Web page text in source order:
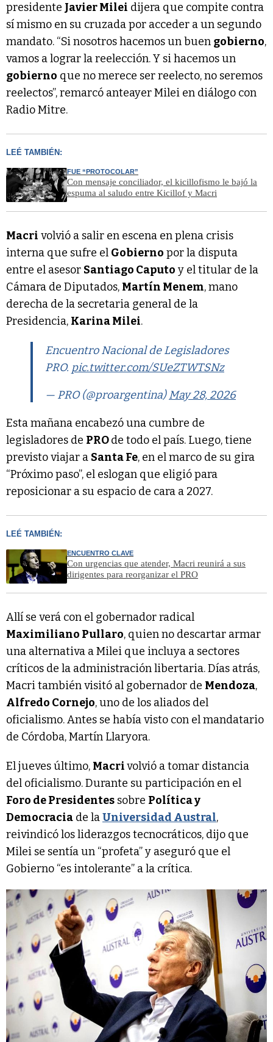
presidente Javier Milei dijera que compite contra
sí mismo en su cruzada por acceder a un segundo
mandato. “Si nosotros hacemos un buen gobierno,
vamos a lograr la reelección. Y si hacemos un
gobierno que no merece ser reelecto, no seremos
reelectos”, remarcó anteayer Milei en diálogo con
Radio Mitre.
LEÉ TAMBIÉN:
FUE “PROTOCOLAR”
Con mensaje conciliador, el kicillofismo le bajó la
espuma al saludo entre Kicillof y Macri
Macri volvió a salir en escena en plena crisis
interna que sufre el Gobierno por la disputa
entre el asesor Santiago Caputo y el titular de la
Cámara de Diputados, Martín Menem, mano
derecha de la secretaria general de la
Presidencia, Karina Milei.
Encuentro Nacional de Legisladores
PRO. pic.twitter.com/SUeZTWTSNz
— PRO (@proargentina)May 28, 2026
Esta mañana encabezó una cumbre de
legisladores de PROde todo el país. Luego, tiene
previsto viajar a Santa Fe, en el marco de su gira
“Próximo paso”, el eslogan que eligió para
reposicionar a su espacio de cara a 2027.
LEÉ TAMBIÉN:
ENCUENTRO CLAVE
Con urgencias que atender, Macri reunirá a sus
dirigentes para reorganizar el PRO
Allí se verá con el gobernador radical
Maximiliano Pullaro, quien no descartar armar
una alternativa a Milei que incluya a sectores
críticos de la administración libertaria. Días atrás,
Macri también visitó al gobernador de Mendoza,
Alfredo Cornejo, uno de los aliados del
oficialismo. Antes se había visto con el mandatario
de Córdoba, Martín Llaryora.
El jueves último, Macrivolvió a tomar distancia
del oficialismo. Durante su participación en el
Foro de Presidentes sobre Política y
Democracia de laUniversidad Austral,
reivindicó los liderazgos tecnocráticos, dijo que
Milei se sentía un “profeta” y aseguró que el
Gobierno “es intolerante” a la crítica.